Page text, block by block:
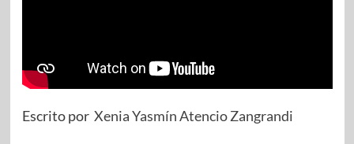
Escrito por Xenia Yasmín Atencio Zangrandi